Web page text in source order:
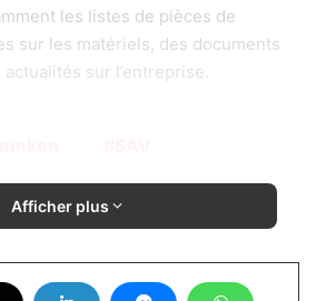
les listes de pièces de
sur les matériels, des documents
sur l’entreprise.
Afficher plus